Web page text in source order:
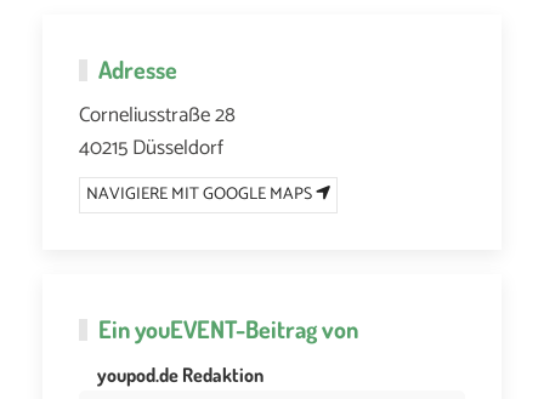
Adresse
Corneliusstraße 28
40215 Düsseldorf
NAVIGIERE MIT GOOGLE MAPS
EinyouEVENT-Beitrag von
youpod.de Redaktion